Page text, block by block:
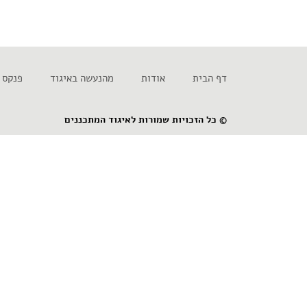
דף הבית אודות מהנעשה באיגוד
© כל הזכויות שמורות לאיגוד המתכננים